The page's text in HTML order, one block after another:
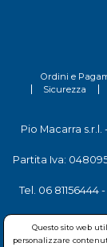
Ordini e
Sicurezza
Pio Macarra
Partita Iva:
Tel. 06 81156444-
Questo sito web
personalizzare